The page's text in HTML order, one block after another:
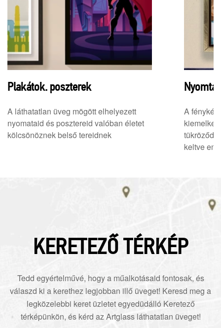
Plakátok. poszterek
A láthatatlan üveg mögött elhelyezett
nyomataid és posztereid valóban életet
kölcsönöznek belső tereidnek
A
keltve
KERETEZŐ TÉRKÉP
Tedd egyértelművé, hogy a műalkotásaid fontosak, és
válaszd ki a kerethez legjobban illő üveget! Keresd meg a
legközelebbi keret üzletet egyedüdálló Keretező
térképünkön, és kérd az Artglass láthatatlan üveget!